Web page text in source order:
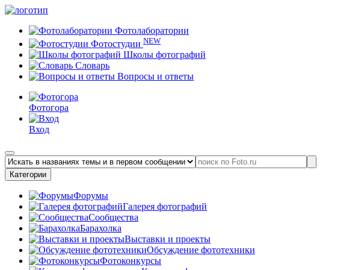
Фотолаборатории
Фотостудии NEW
Школы фотографий
Словарь
Вопросы и ответы
Фотогора
Вход
Категории
Форумы
Галерея фотографий
Сообщества
Барахолка
Выставки и проекты
Обсуждение фототехники
Фотоконкурсы